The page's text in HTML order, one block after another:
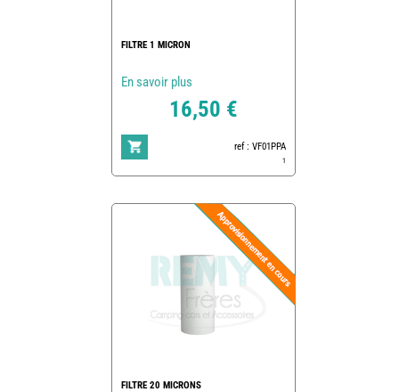
FILTRE 1 MICRON
En savoir plus
16,50 €
ref : VF01PPA
1
FILTRE 20 MICRONS